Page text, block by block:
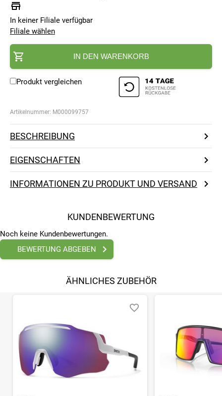
In keiner Filiale verfügbar
Filiale wählen
IN DEN WARENKORB
Produkt vergleichen
Artikelnummer: M000099757
BESCHREIBUNG
EIGENSCHAFTEN
INFORMATIONEN ZU PRODUKT UND VERSAND
KUNDENBEWERTUNG
Noch keine Kundenbewertungen.
BEWERTUNG ABGEBEN
ÄHNLICHES ZUBEHÖR